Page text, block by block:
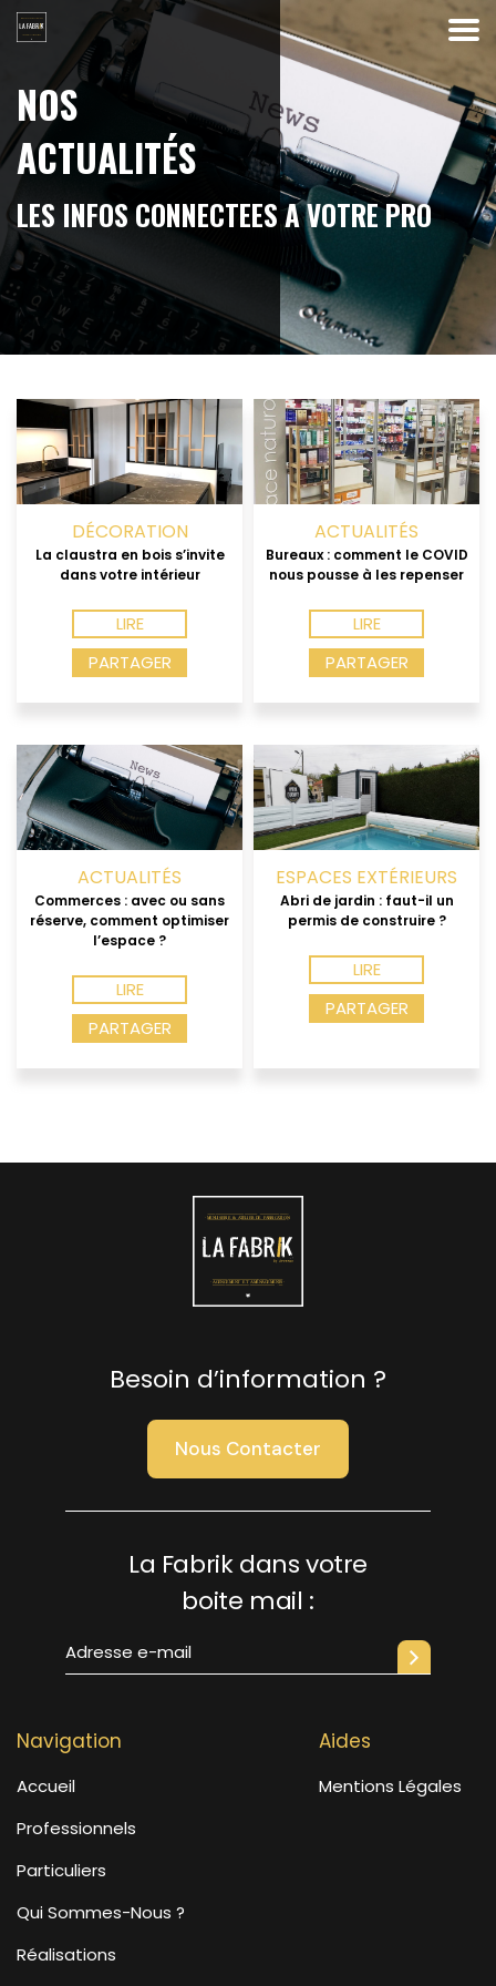
NOS
ACTUALITÉS
LES INFOS CONNECTEESAVOTREPROJET
DÉCORATION
La claustra en bois s’invite
dans votre intérieur
LIRE
PARTAGER
ACTUALITÉS
Bureaux : comment le COVID
nous pousse à les repenser
LIRE
PARTAGER
ACTUALITÉS
Commerces : avec ou sans
réserve, comment optimiser
l’espace ?
LIRE
PARTAGER
ESPACES EXTÉRIEURS
Abri de jardin : faut-il un
permis de construire ?
LIRE
PARTAGER
Besoin d’information ?
Nous Contacter
La Fabrik dans votre
boite mail :
Navigation
Accueil
Professionnels
Particuliers
Qui Sommes-Nous ?
Réalisations
Aides
Mentions Légales